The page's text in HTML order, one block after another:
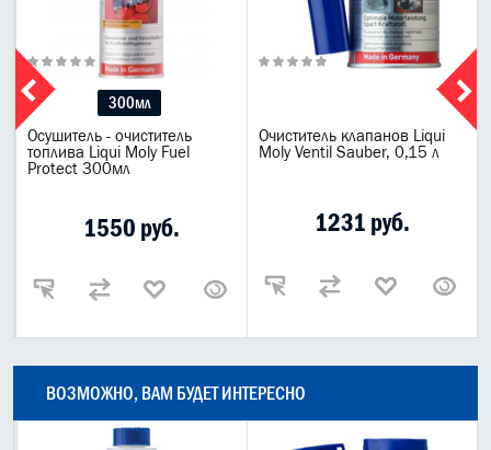
300мл
Осушитель - очиститель
топлива Liqui Moly Fuel
Protect 300мл
1550 руб.
Очиститель клапанов Liqui
Moly Ventil Sauber, 0,15 л
1231 руб.
ВОЗМОЖНО, ВАМ БУДЕТ ИНТЕРЕСНО